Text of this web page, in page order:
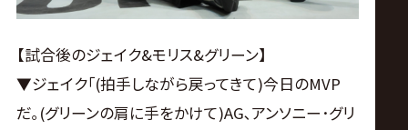
【試合後のジェイク&モリス&グリーン】
▼ジェイク｢(拍手しながら戻ってきて)今日のMVP
だ｡(グリーンの肩に手をかけて)AG､アンソニー･グリ